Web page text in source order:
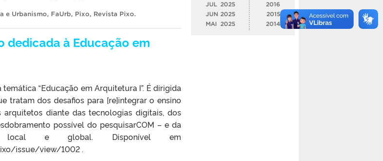
e Urbanismo, FaUrb, Pixo, Revista Pixo.
dedicada à Educação em
“Educação em Arquitetura I”. É dirigida
tratam dos desafios para [re]integrar o ensino
diante das tecnologias digitais, dos
possível do pesquisarCOM – e da
e global. Disponível em
issue/view/1002 .
JUL
2025
JUN 2025
MAI
2025
2016
2015
2014